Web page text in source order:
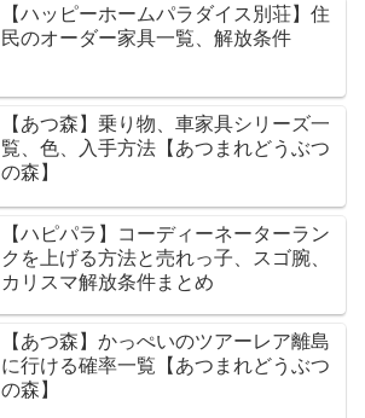
【ハッピーホームパラダイス別荘】住
民のオーダー家具一覧、解放条件
【あつ森】乗り物、車家具シリーズ一
覧、色、入手方法【あつまれどうぶつ
の森】
【ハピパラ】コーディーネーターラン
クを上げる方法と売れっ子、スゴ腕、
カリスマ解放条件まとめ
【あつ森】かっぺいのツアーレア離島
に行ける確率一覧【あつまれどうぶつ
の森】